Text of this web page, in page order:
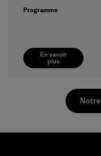
En savoir
plus
Programme